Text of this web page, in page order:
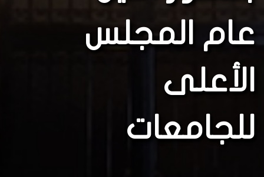
عام المجلس
الأعلى
للجامعات